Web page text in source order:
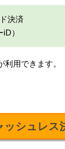
決済
）
用できます。
シュレス